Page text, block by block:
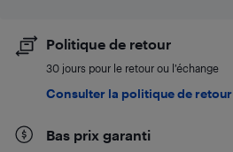
Politique de retour
30 jours pour le retour ou l’échange
Consulter la politique de retour
Bas prix garanti